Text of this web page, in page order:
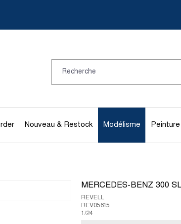
Nouveau & Restock Modélisme Peinture
MERCEDES-BENZ 300
REVELL
REV05615
1/24